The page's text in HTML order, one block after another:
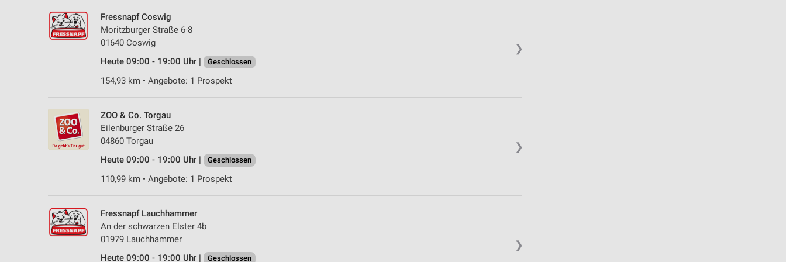
❯
Fressnapf Coswig
Moritzburger Straße 6-8
01640 Coswig
Heute 09:00 - 19:00 Uhr |
Geschlossen
154,93 km • Angebote: 1 Prospekt
❯
ZOO & Co. Torgau
Eilenburger Straße 26
04860 Torgau
Heute 09:00 - 19:00 Uhr |
Geschlossen
110,99 km • Angebote: 1 Prospekt
❯
Fressnapf Lauchhammer
An der schwarzen Elster 4b
01979 Lauchhammer
Heute 09:00 - 19:00 Uhr |
Geschlossen